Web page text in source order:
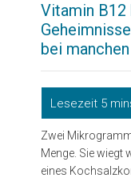
Vitamin B12
bei
Zwei
Menge. Sie wiegt
eines